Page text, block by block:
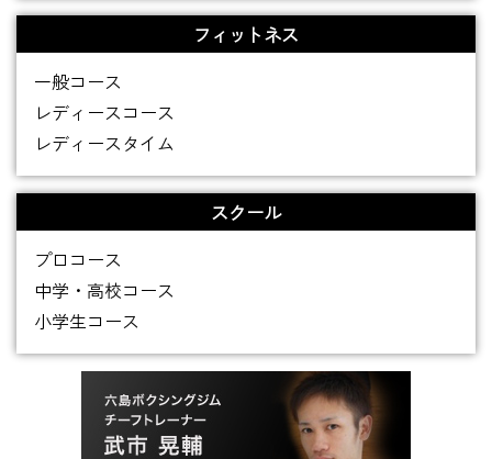
フィットネス
一般コース
レディースコース
レディースタイム
スクール
プロコース
中学・高校コース
小学生コース